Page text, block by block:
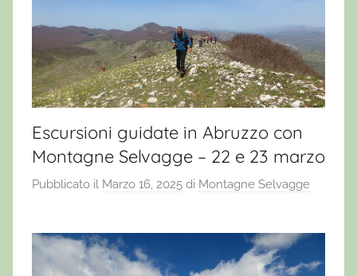
Escursioni guidate in Abruzzo con
Montagne Selvagge – 22 e 23 marzo
Pubblicato il Marzo 16, 2025 di Montagne Selvagge